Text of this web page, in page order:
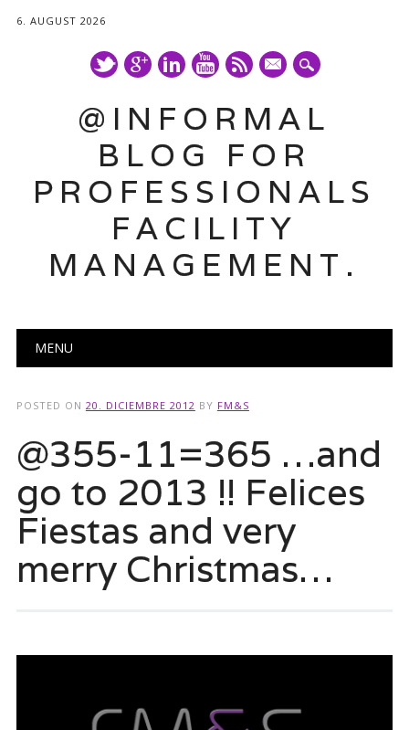
6. AUGUST 2026
mail
@INFORMAL
BLOG FOR
PROFESSIONALS
FACILITY
MANAGEMENT.
Main menu
MENU
POSTED ON 20. DICIEMBRE 2012 BY FM&S
@355-11=365 …and
go to 2013 !! Felices
Fiestas and very
merry Christmas…